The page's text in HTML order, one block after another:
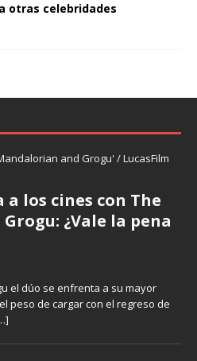
otras celebridades
los cines con The
¿Vale la pena
el dúo se enfrenta a su mayor
peso de cargar con el regreso de